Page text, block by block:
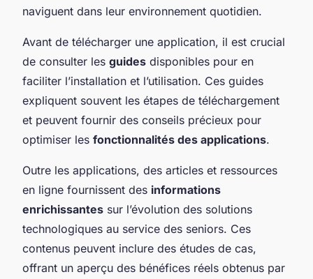
naviguent dans leur environnement quotidien.
Avant de télécharger une application, il est crucial
de consulter les guides disponibles pour en
faciliter l’installation et l’utilisation. Ces guides
expliquent souvent les étapes de téléchargement
et peuvent fournir des conseils précieux pour
optimiser les fonctionnalités des applications.
Outre les applications, des articles et ressources
en ligne fournissent des informations
enrichissantes sur l’évolution des solutions
technologiques au service des seniors. Ces
contenus peuvent inclure des études de cas,
offrant un aperçu des bénéfices réels obtenus par